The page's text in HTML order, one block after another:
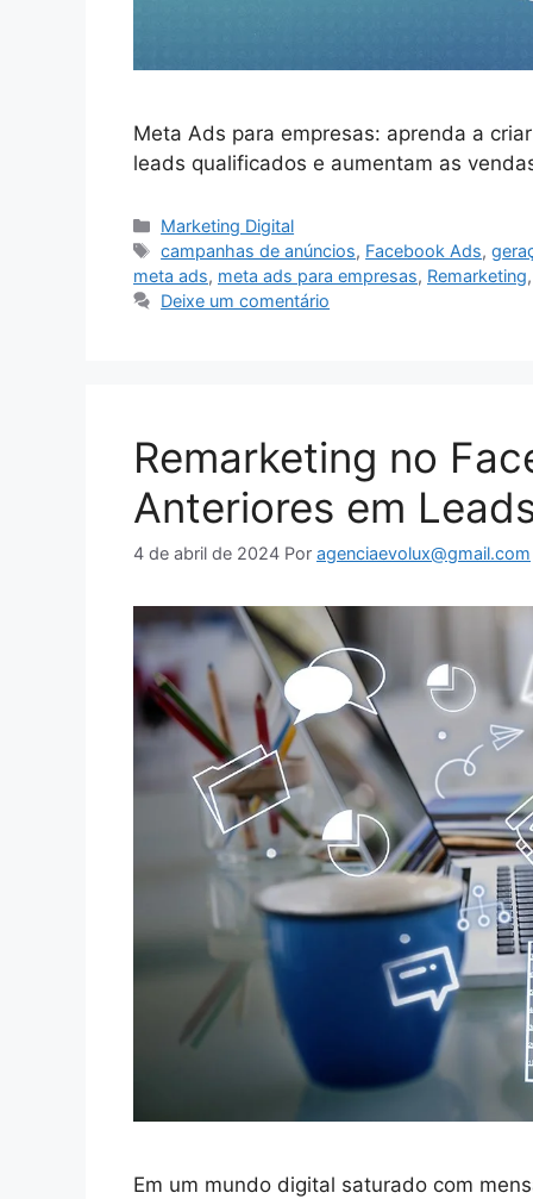
Meta Ads para empresas: aprenda a
leads qualificados e aumentam as
Categorias
Marketing Digital
Tags
campanhas de anúncios, Facebook Ads,
meta ads, meta ads para empresas, Remarketing,
Deixe um comentário
Remarketing no
Anteriores em
4 de abril de 2024 Por agenciaevolux@gmail.com
Em um mundo digital saturado com